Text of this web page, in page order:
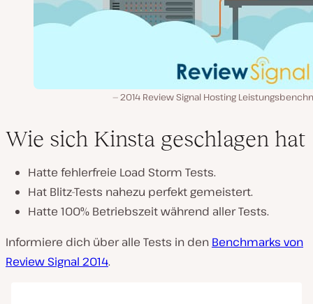
2014 Review Signal Hosting
Wie sich Kinsta geschlagen hat
Hatte fehlerfreie Load Storm Tests.
Hat Blitz-Tests nahezu perfekt gemeistert.
Hatte 100% Betriebszeit während aller Tests.
Informiere dich über alle Tests in den Benchmarks von
Review Signal 2014.